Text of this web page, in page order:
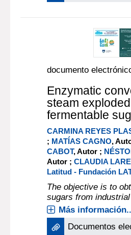
documento
Enzymatic
steam
fermentable
CARMINA REYES
; MATÍAS CAGNO,
CABOT, Autor ;
Autor ;CLAUDIA
Latitud - Fundación
The objective is to
sugars from
Más
Documentos